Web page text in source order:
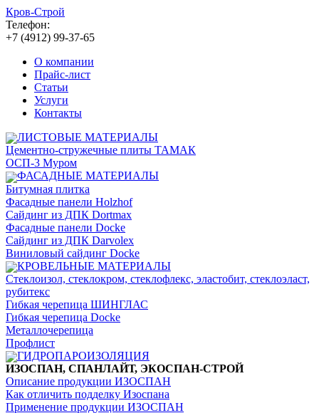
Кров-Строй
Телефон:
+7 (4912) 99-37-65
О компании
Прайс-лист
Статьи
Услуги
Контакты
ЛИСТОВЫЕ МАТЕРИАЛЫ
Цементно-стружечные плиты ТАМАК
ОСП-3 Муром
ФАСАДНЫЕ МАТЕРИАЛЫ
Битумная плитка
Фасадные панели Holzhof
Сайдинг из ДПК Dortmax
Фасадные панели Docke
Сайдинг из ДПК Darvolex
Виниловый сайдинг Docke
КРОВЕЛЬНЫЕ МАТЕРИАЛЫ
Стеклоизол, стеклокром, стеклофлекс, эластобит, стеклоэласт,
рубитекс
Гибкая черепица ШИНГЛАС
Гибкая черепица Docke
Металлочерепица
Профлист
ГИДРОПАРОИЗОЛЯЦИЯ
ИЗОСПАН, СПАНЛАЙТ, ЭКОСПАН-СТРОЙ
Описание продукции ИЗОСПАН
Как отличить подделку Изоспана
Применение продукции ИЗОСПАН